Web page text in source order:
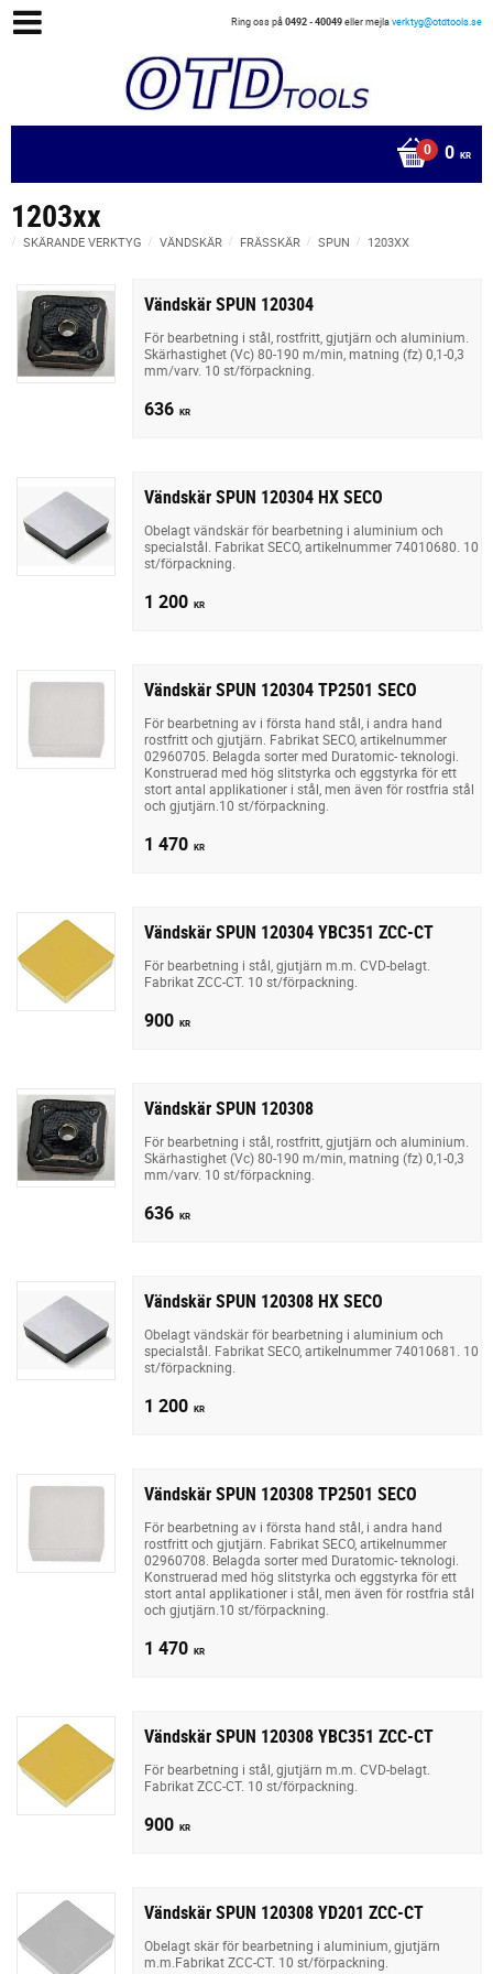
Ring oss på0492 - 40049eller mejlaverktyg@otdtools.se
0 KR
1203xx
SKÄRANDE VERKTYG VÄNDSKÄR FRÄSSKÄR SPUN 1203XX
Vändskär SPUN 120304
För bearbetning i stål, rostfritt, gjutjärn och aluminium.
Skärhastighet (Vc) 80-190 m/min, matning (fz) 0,1-0,3
mm/varv. 10 st/förpackning.
636 KR
Vändskär SPUN 120304 HX SECO
Obelagt vändskär för bearbetning i aluminium och
specialstål. Fabrikat SECO, artikelnummer 74010680. 10
st/förpackning.
1 200 KR
Vändskär SPUN 120304 TP2501 SECO
För bearbetning av i första hand stål, i andra hand
rostfritt och gjutjärn. Fabrikat SECO, artikelnummer
02960705. Belagda sorter med Duratomic- teknologi.
Konstruerad med hög slitstyrka och eggstyrka för ett
stort antal applikationer i stål, men även för rostfria stål
och gjutjärn.10 st/förpackning.
1 470 KR
Vändskär SPUN 120304 YBC351 ZCC-CT
För bearbetning i stål, gjutjärn m.m. CVD-belagt.
Fabrikat ZCC-CT. 10 st/förpackning.
900 KR
Vändskär SPUN 120308
För bearbetning i stål, rostfritt, gjutjärn och aluminium.
Skärhastighet (Vc) 80-190 m/min, matning (fz) 0,1-0,3
mm/varv. 10 st/förpackning.
636 KR
Vändskär SPUN 120308 HX SECO
Obelagt vändskär för bearbetning i aluminium och
specialstål. Fabrikat SECO, artikelnummer 74010681. 10
st/förpackning.
1 200 KR
Vändskär SPUN 120308 TP2501 SECO
För bearbetning av i första hand stål, i andra hand
rostfritt och gjutjärn. Fabrikat SECO, artikelnummer
02960708. Belagda sorter med Duratomic- teknologi.
Konstruerad med hög slitstyrka och eggstyrka för ett
stort antal applikationer i stål, men även för rostfria stål
och gjutjärn.10 st/förpackning.
1 470 KR
Vändskär SPUN 120308 YBC351 ZCC-CT
För bearbetning i stål, gjutjärn m.m. CVD-belagt.
Fabrikat ZCC-CT. 10 st/förpackning.
900 KR
Vändskär SPUN 120308 YD201 ZCC-CT
Obelagt skär för bearbetning i aluminium, gjutjärn
m.m.Fabrikat ZCC-CT. 10 st/förpackning.